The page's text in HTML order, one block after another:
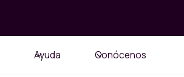
Ayuda Conócenos